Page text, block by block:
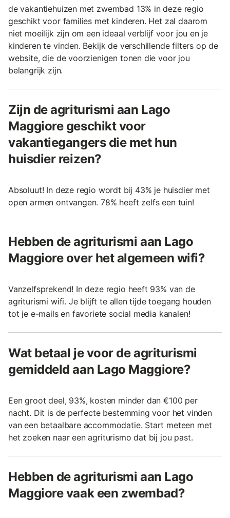
de vakantiehuizen met zwembad 13% in deze regio
geschikt voor families met kinderen. Het zal daarom
niet moeilijk zijn om een ideaal verblijf voor jou en je
kinderen te vinden. Bekijk de verschillende filters op de
website, die de voorzienigen tonen die voor jou
belangrijk zijn.
Zijn de agriturismi aan Lago
Maggiore geschikt voor
vakantiegangers die met hun
huisdier reizen?
Absoluut! In deze regio wordt bij 43% je huisdier met
open armen ontvangen. 78% heeft zelfs een tuin!
Hebben de agriturismi aan Lago
Maggiore over het algemeen wifi?
Vanzelfsprekend! In deze regio heeft 93% van de
agriturismi wifi. Je blijft te allen tijde toegang houden
tot je e-mails en favoriete social media kanalen!
Wat betaal je voor de agriturismi
gemiddeld aan Lago Maggiore?
Een groot deel, 93%, kosten minder dan €100 per
nacht. Dit is de perfecte bestemming voor het vinden
van een betaalbare accommodatie. Start meteen met
het zoeken naar een agriturismo dat bij jou past.
Hebben de agriturismi aan Lago
Maggiore vaak een zwembad?